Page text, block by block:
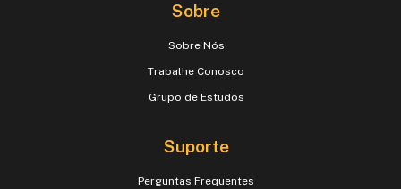
Sobre
Sobre Nós
Trabalhe Conosco
Grupo de Estudos
Suporte
Perguntas Frequentes